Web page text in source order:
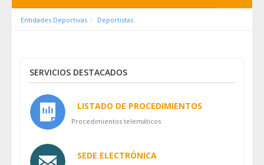
Entidades Deportivas Deportistas
SERVICIOS DESTACADOS
LISTADO DE PROCEDIMIENTOS
Procedimientos telemáticos
SEDE ELECTRÓNICA